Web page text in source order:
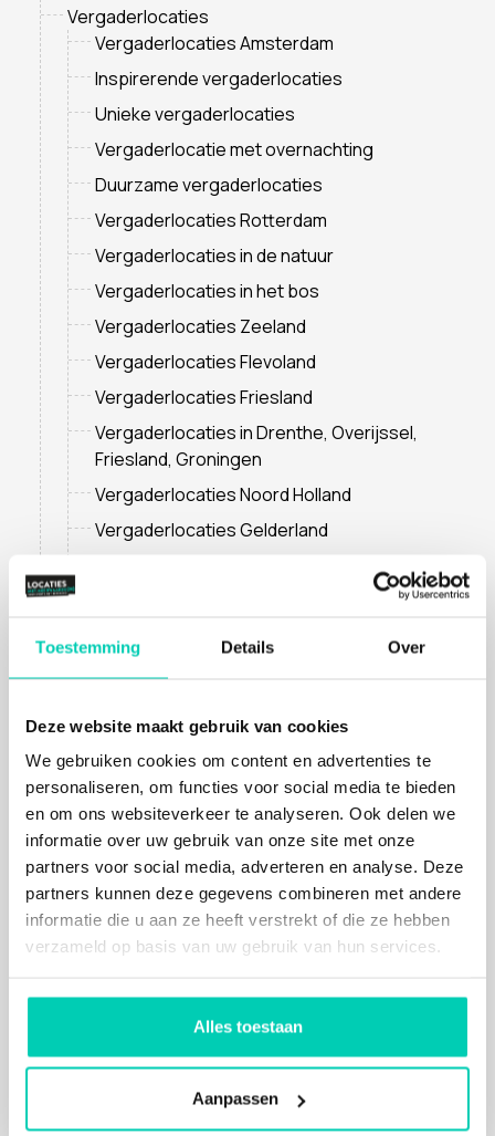
Toestemming Details Over
Deze website maakt gebruik van cookies
We gebruiken cookies om content en advertenties te
personaliseren, om functies voor social media te bieden
en om ons websiteverkeer te analyseren. Ook delen we
informatie over uw gebruik van onze site met onze
partners voor social media, adverteren en analyse. Deze
partners kunnen deze gegevens combineren met andere
informatie die u aan ze heeft verstrekt of die ze hebben
verzameld op basis van uw gebruik van hun services.
Alles toestaan
Aanpassen
Vergaderlocaties
Vergaderlocaties Amsterdam
Inspirerende vergaderlocaties
Unieke vergaderlocaties
Vergaderlocatie met overnachting
Duurzame vergaderlocaties
Vergaderlocaties Rotterdam
Vergaderlocaties in de natuur
Vergaderlocaties in het bos
Vergaderlocaties Zeeland
Vergaderlocaties Flevoland
Vergaderlocaties Friesland
Vergaderlocaties in Drenthe, Overijssel,
Friesland, Groningen
Vergaderlocaties Noord Holland
Vergaderlocaties Gelderland
Vergaderlocaties Noord Brabant
Vergaderlocaties Limburg
Unieke locaties
Duurzame en natuurlocaties
Circulaire locaties
Culturele locaties
Sociale impact (mens) locaties
Impact innovatie hubs
Tips
Duurzame giveaways